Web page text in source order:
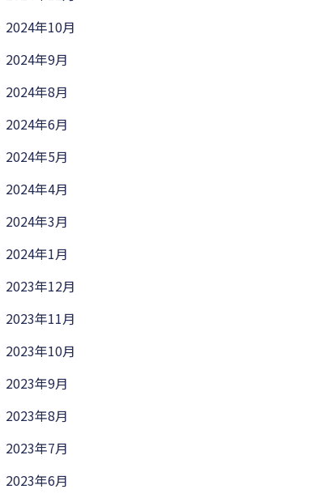
2024年10月
2024年9月
2024年8月
2024年6月
2024年5月
2024年4月
2024年3月
2024年1月
2023年12月
2023年11月
2023年10月
2023年9月
2023年8月
2023年7月
2023年6月